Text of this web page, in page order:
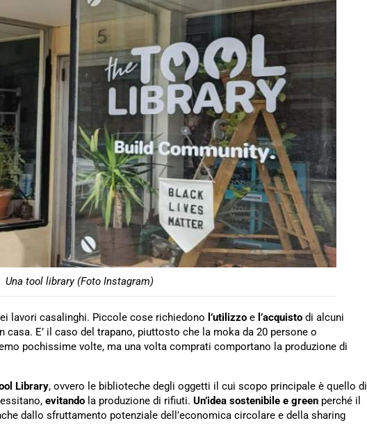
Una tool library (Foto Instagram)
lavori casalinghi. Piccole cose richiedono l’utilizzo e l’acquisto di alcuni
casa. E’ il caso del trapano, piuttosto che la moka da 20 persone o
pochissime volte, ma una volta comprati comportano la produzione di
Library, ovvero le biblioteche degli oggetti il cui scopo principale è quello di
evitando la produzione di rifiuti. Un’idea sostenibile e green perché il
dallo sfruttamento potenziale dell’economica circolare e della sharing